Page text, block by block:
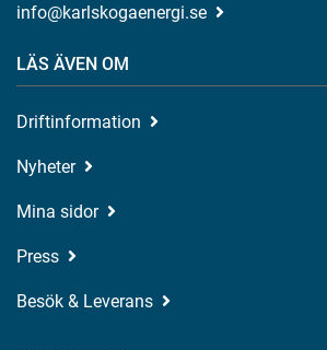
info@karlskogaenergi.se
LÄS ÄVEN OM
Driftinformation
Nyheter
Mina sidor
Press
Besök & Leverans